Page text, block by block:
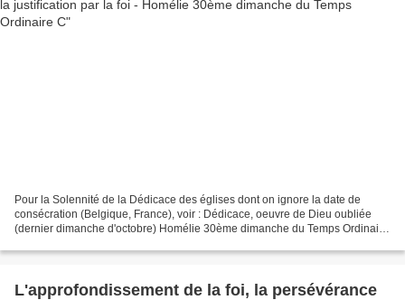
Pour la Solennité de la Dédicace des églises dont on ignore la date de
consécration (Belgique, France), voir : Dédicace, oeuvre de Dieu oubliée
(dernier dimanche d'octobre) Homélie 30ème dimanche du Temps Ordinaire
L'approfondissement de la foi, la persévérance